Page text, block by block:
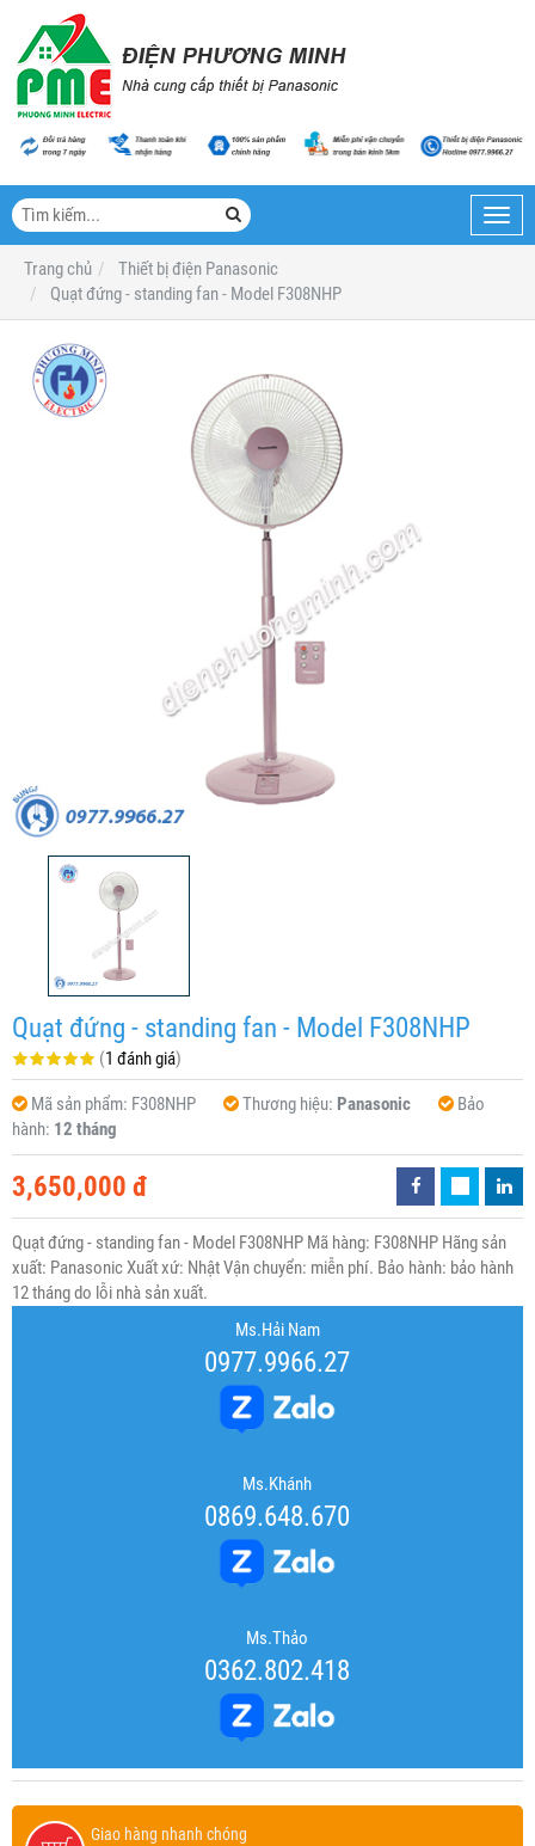
Trang chủ
Thiết bị điện Panasonic
Quạt đứng - standing fan - Model F308NHP
Quạt đứng - standing fan - Model F308NHP
(1 đánh giá)
Mã sản phẩm: F308NHP Thương hiệu: Panasonic
Bảo
hành: 12 tháng
3,650,000 đ
Quạt đứng - standing fan - Model F308NHP Mã hàng: F308NHP Hãng sản
xuất: Panasonic Xuất xứ: Nhật Vận chuyển: miễn phí. Bảo hành: bảo hành
12 tháng do lỗi nhà sản xuất.
Ms.Hải Nam
0977.9966.27
Ms.Khánh
0869.648.670
Ms.Thảo
0362.802.418
Giao hàng nhanh chóng